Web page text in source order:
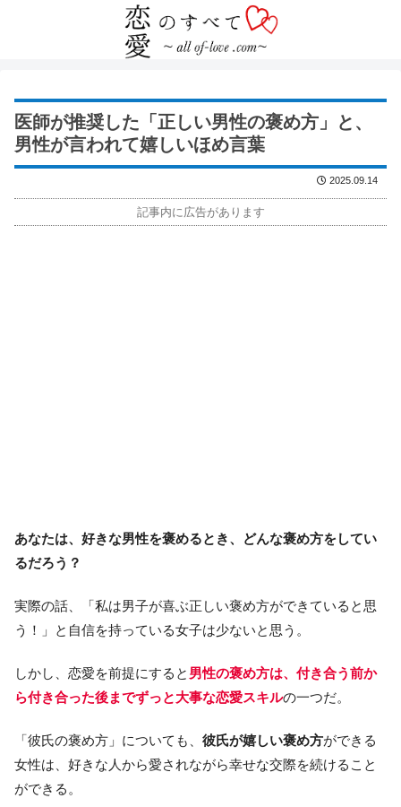
医師が推奨した「正しい男性の褒め方」と、
男性が言われて嬉しいほめ言葉
2025.09.14
記事内に広告があります
あなたは、好きな男性を褒めるとき、どんな褒め方をしてい
るだろう？
実際の話、「私は男子が喜ぶ正しい褒め方ができていると思
う！」と自信を持っている女子は少ないと思う。
しかし、恋愛を前提にすると 男性の褒め方は、付き合う前か
ら付き合った後までずっと大事な恋愛スキルの一つだ。
「彼氏の褒め方」についても、 彼氏が嬉しい褒め方ができる
女性は、好きな人から愛されながら幸せな交際を続けること
ができる。